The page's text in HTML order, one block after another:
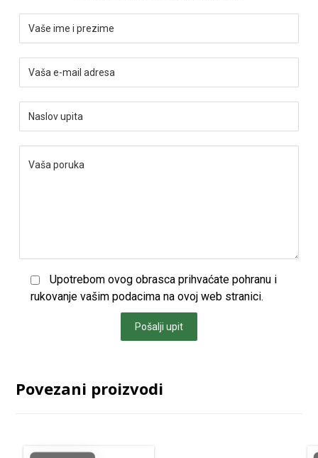
Upotrebom ovog obrasca prihvaćate pohranu i
rukovanje vašim podacima na ovoj web stranici.
Pošalji upit
Povezani proizvodi